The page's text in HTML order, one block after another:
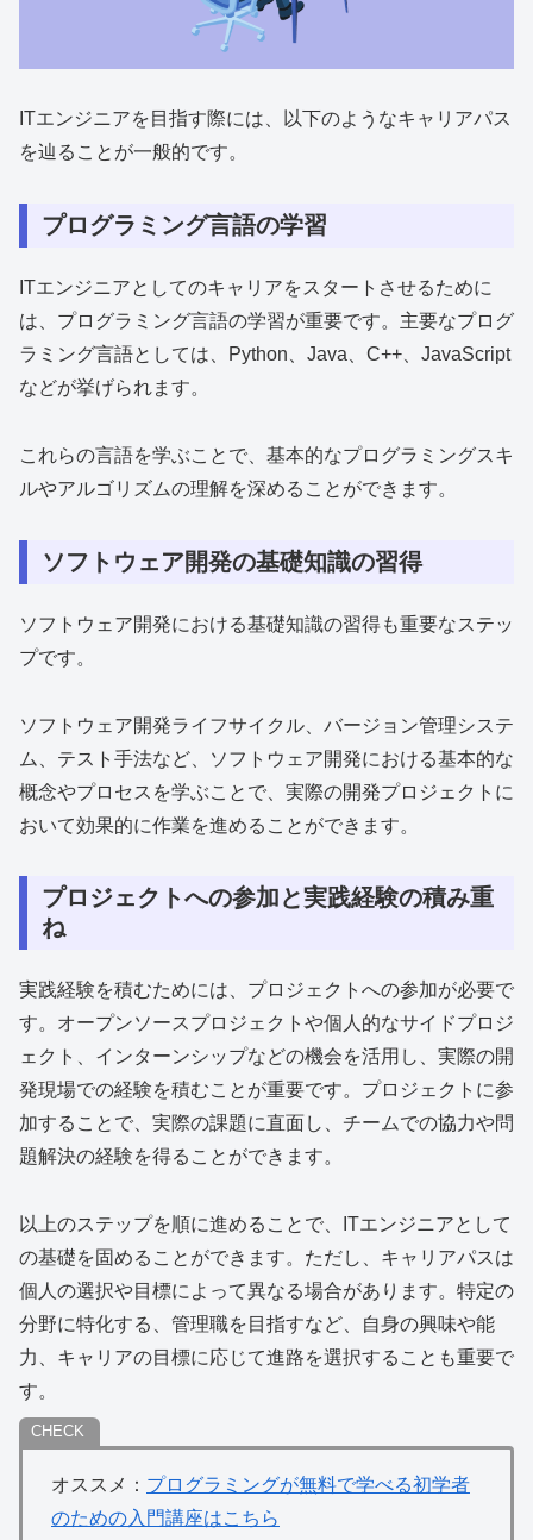
ITエンジニアを目指す際には、以下のようなキャリアパス
を辿ることが一般的です。
プログラミング言語の学習
ITエンジニアとしてのキャリアをスタートさせるために
は、プログラミング言語の学習が重要です。主要なプログ
ラミング言語としては、Python、Java、C++、JavaScript
などが挙げられます。
これらの言語を学ぶことで、基本的なプログラミングスキ
ルやアルゴリズムの理解を深めることができます。
ソフトウェア開発の基礎知識の習得
ソフトウェア開発における基礎知識の習得も重要なステッ
プです。
ソフトウェア開発ライフサイクル、バージョン管理システ
ム、テスト手法など、ソフトウェア開発における基本的な
概念やプロセスを学ぶことで、実際の開発プロジェクトに
おいて効果的に作業を進めることができます。
プロジェクトへの参加と実践経験の積み重
ね
実践経験を積むためには、プロジェクトへの参加が必要で
す。オープンソースプロジェクトや個人的なサイドプロジ
ェクト、インターンシップなどの機会を活用し、実際の開
発現場での経験を積むことが重要です。プロジェクトに参
加することで、実際の課題に直面し、チームでの協力や問
題解決の経験を得ることができます。
以上のステップを順に進めることで、ITエンジニアとして
の基礎を固めることができます。ただし、キャリアパスは
個人の選択や目標によって異なる場合があります。特定の
分野に特化する、管理職を目指すなど、自身の興味や能
力、キャリアの目標に応じて進路を選択することも重要で
す。
オススメ： プログラミングが無料で学べる初学者
のための入門講座はこちら